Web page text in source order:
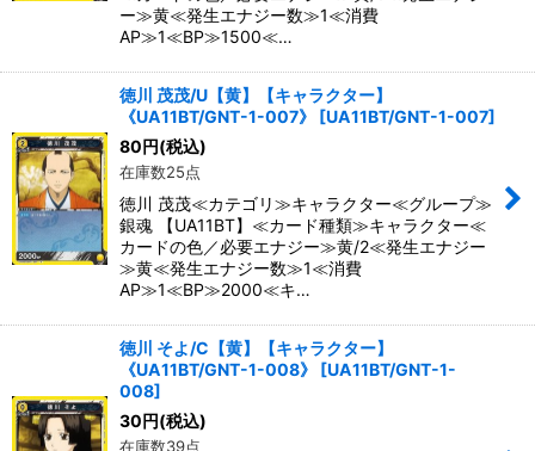
ー≫黄≪発生エナジー数≫1≪消費
AP≫1≪BP≫1500≪…
徳川 茂茂/U【黄】【キャラクター】
《UA11BT/GNT-1-007》
[UA11BT/GNT-1-007]
80円(税込)
在庫数25点
徳川 茂茂≪カテゴリ≫キャラクター≪グループ≫
銀魂 【UA11BT】≪カード種類≫キャラクター≪
カードの色／必要エナジー≫黄/2≪発生エナジー
≫黄≪発生エナジー数≫1≪消費
AP≫1≪BP≫2000≪キ…
徳川 そよ/C【黄】【キャラクター】
《UA11BT/GNT-1-008》
[UA11BT/GNT-1-
008]
30円(税込)
在庫数39点